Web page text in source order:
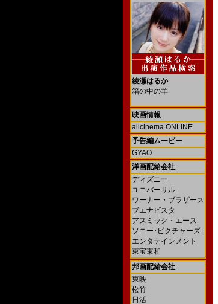
綾瀬はるか
箱の中の羊
映画情報
allcinema ONLINE
予告編ムービー
GYAO
洋画配給会社
ディズニー
ユニバーサル
ワーナー・ブラザース
ブエナビスタ
アスミック・エース
ソニー･ピクチャーズ
エンタテインメント
東宝東和
邦画配給会社
東映
松竹
日活